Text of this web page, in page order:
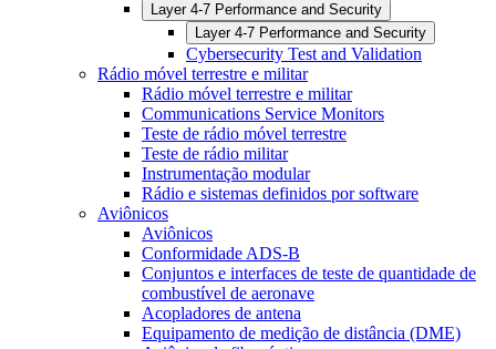
Layer 4-7 Performance and Security
Layer 4-7 Performance and Security
Cybersecurity Test and Validation
Rádio móvel terrestre e militar
Rádio móvel terrestre e militar
Communications Service Monitors
Teste de rádio móvel terrestre
Teste de rádio militar
Instrumentação modular
Rádio e sistemas definidos por software
Aviônicos
Aviônicos
Conformidade ADS-B
Conjuntos e interfaces de teste de quantidade de
combustível de aeronave
Acopladores de antena
Equipamento de medição de distância (DME)